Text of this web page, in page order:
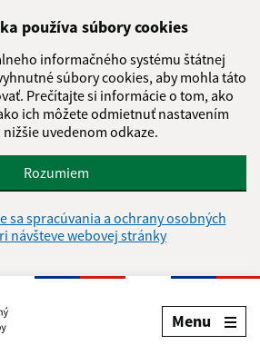
používa súbory cookies
informačného systému štátnej
súbory cookies, aby mohla táto
Prečítajte si informácie o tom, ako
ich môžete odmietnuť nastavením
uvedenom odkaze.
Rozumiem
sa spracúvania a ochrany osobných
návšteve webovej stránky
Menu